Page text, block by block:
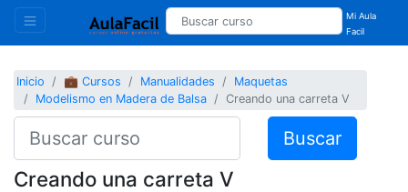
Mi Aula
Facil
Inicio 💼 Cursos Manualidades
Maquetas
Modelismo en Madera de Balsa
Creando una carreta V
Buscar
Creando una carreta V